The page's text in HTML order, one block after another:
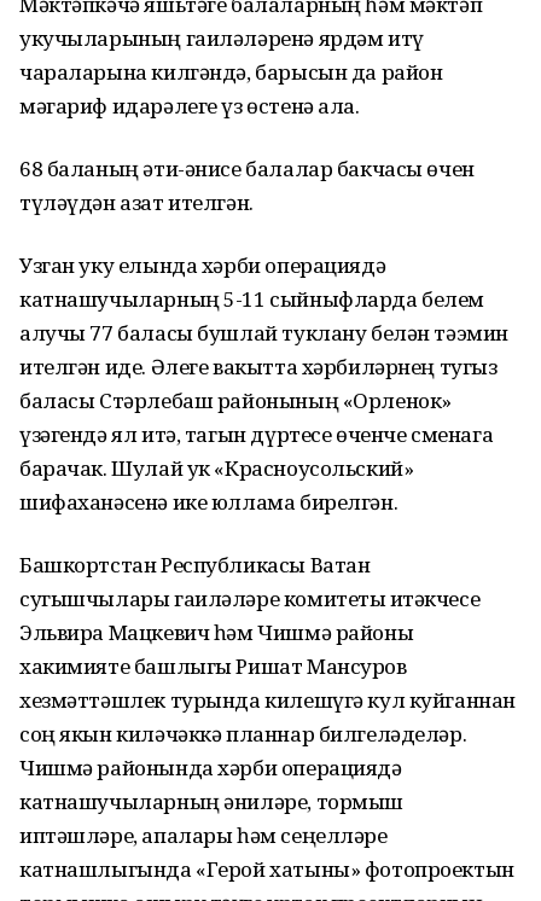
укучыларының гаиләләренә ярдәм итү
чараларына килгәндә, барысын да район
мәгариф идарәлеге үз өстенә ала.
68 баланың әти-әнисе балалар бакчасы өчен
түләүдән азат ителгән.
Узган уку елында хәрби операциядә
катнашучыларның 5-11 сыйныфларда белем
алучы 77 баласы бушлай туклану белән тәэмин
ителгән иде. Әлеге вакытта хәрбиләрнең тугыз
баласы Стәрлебаш районының «Орленок»
үзәгендә ял итә, тагын дүртесе өченче сменага
барачак. Шулай ук «Красноусольский»
шифаханәсенә ике юллама бирелгән.
Башкортстан Республикасы Ватан
сугышчылары гаиләләре комитеты җитәкчесе
Эльвира Мацкевич һәм Чишмә районы
хакимияте башлыгы Ришат Мансуров
хезмәттәшлек турында килешүгә кул куйганнан
соң якын киләчәккә планнар билгеләделәр.
Чишмә районында хәрби операциядә
катнашучыларның әниләре, тормыш
иптәшләре, апалары һәм сеңелләре
катнашлыгында «Герой хатыны» фотопроектын